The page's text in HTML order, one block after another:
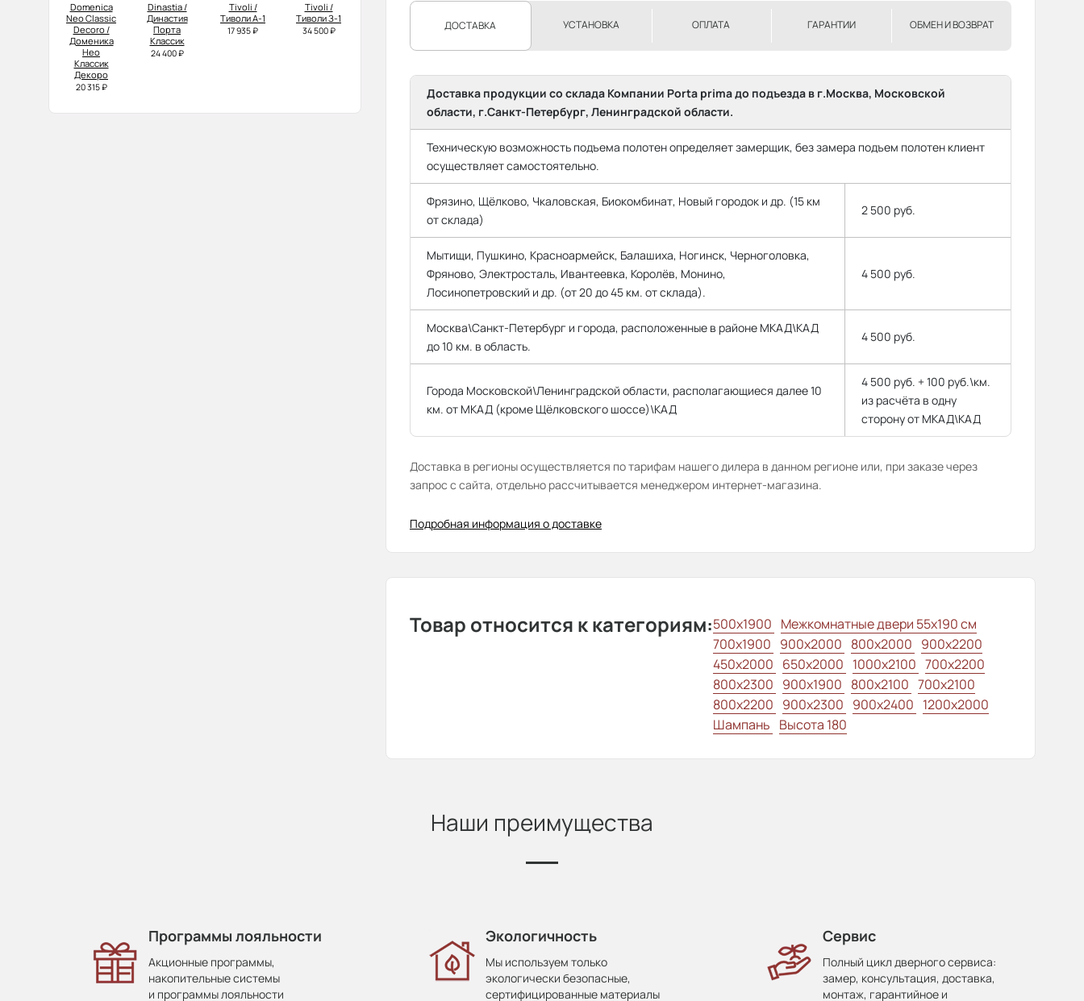
Domenica
Neo Classic
Decoro /
Доменика
Нео
Классик
Декоро
20 315 ₽
Dinastia /
Династия
Порта
Классик
24 400 ₽
Tivoli /
Тиволи А-1
17 935 ₽
Tivoli /
Тиволи З-1
34 500 ₽ ДОСТАВКА УСТАНОВКА ОПЛАТА ГАРАНТИИ ОБМЕН И ВОЗВРАТ
Доставка продукции со склада Компании Porta prima до подъезда в г.Москва, Московской
области, г.Санкт-Петербург, Ленинградской области.
Техническую возможность подъема полотен определяет замерщик, без замера подъем полотен клиент
осуществляет самостоятельно.
Фрязино, Щёлково, Чкаловская, Биокомбинат, Новый городок и др. (15 км
от склада)
2 500 руб.
Мытищи, Пушкино, Красноармейск, Балашиха, Ногинск, Черноголовка,
Фряново, Электросталь, Ивантеевка, Королёв, Монино,
Лосинопетровский и др. (от 20 до 45 км. от склада).
4 500 руб.
Москва\Санкт-Петербург и города, расположенные в районе МКАД\КАД
до 10 км. в область.
4 500 руб.
Города Московской\Ленинградской области, располагающиеся далее 10
км. от МКАД (кроме Щёлковского шоссе)\КАД
4 500 руб. + 100 руб.\км.
из расчёта в одну
сторону от МКАД\КАД
Доставка в регионы осуществляется по тарифам нашего дилера в данном регионе или, при заказе через
запрос с сайта, отдельно рассчитывается менеджером интернет-магазина.
Подробная информация о доставке
Товар относится к категориям:500x1900 Межкомнатные двери 55х190 см
700x1900 900x2000 800x2000 900x2200
450x2000 650x2000 1000x2100 700x2200
800x2300 900x1900 800x2100 700x2100
800x2200 900x2300 900x2400 1200x2000
Шампань Высота 180
Наши преимущества
Программы лояльности
Акционные программы,
накопительные системы
и программы лояльности
Экологичность
Мы используем только
экологически безопасные,
сертифицированные материалы
Сервис
Полный цикл дверного сервиса:
замер, консультация, доставка,
монтаж, гарантийное и